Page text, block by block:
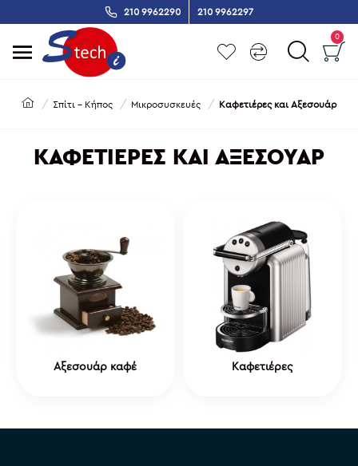
210 9962290 210 9962297
0
Σπίτι - Κήπος Μικροσυσκευές Καφετιέρες και Αξεσουάρ
ΚΑΦΕΤΙΈΡΕΣ ΚΑΙ ΑΞΕΣΟΥΆΡ
Αξεσουάρ καφέ Καφετιέρες